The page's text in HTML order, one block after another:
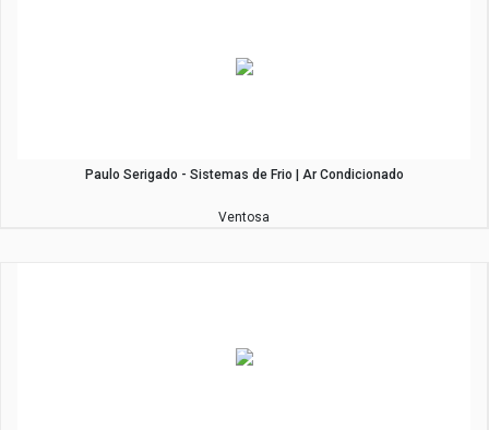
Paulo Serigado - Sistemas de Frio | Ar Condicionado
Ventosa